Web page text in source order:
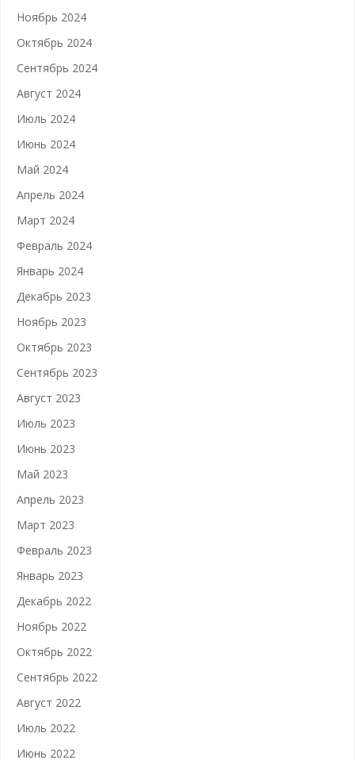
Ноябрь 2024
Октябрь 2024
Сентябрь 2024
Август 2024
Июль 2024
Июнь 2024
Май 2024
Апрель 2024
Март 2024
Февраль 2024
Январь 2024
Декабрь 2023
Ноябрь 2023
Октябрь 2023
Сентябрь 2023
Август 2023
Июль 2023
Июнь 2023
Май 2023
Апрель 2023
Март 2023
Февраль 2023
Январь 2023
Декабрь 2022
Ноябрь 2022
Октябрь 2022
Сентябрь 2022
Август 2022
Июль 2022
Июнь 2022